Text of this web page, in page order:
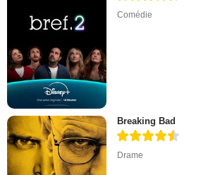
Comédie
Breaking Bad
Drame